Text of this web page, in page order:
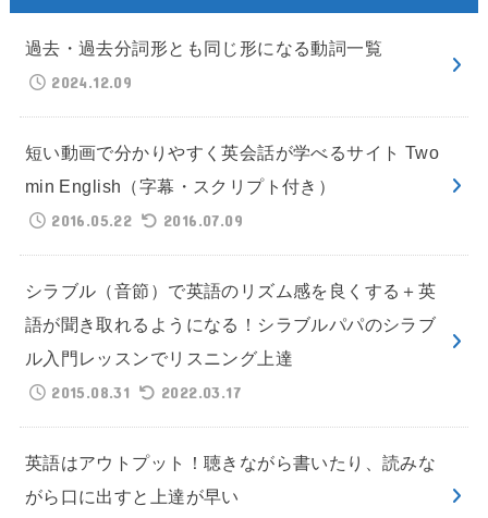
過去・過去分詞形とも同じ形になる動詞一覧
2024.12.09
短い動画で分かりやすく英会話が学べるサイト Two
min English（字幕・スクリプト付き）
2016.05.22
2016.07.09
シラブル（音節）で英語のリズム感を良くする＋英
語が聞き取れるようになる！シラブルパパのシラブ
ル入門レッスンでリスニング上達
2015.08.31
2022.03.17
英語はアウトプット！聴きながら書いたり、読みな
がら口に出すと上達が早い